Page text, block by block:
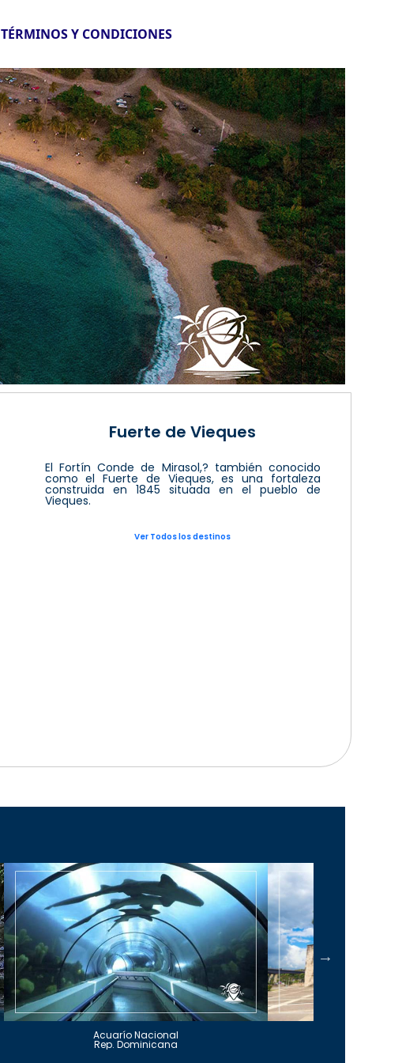
TÉRMINOS Y CONDICIONES
Fuerte de Vieques
El Fortín Conde de Mirasol,? también conocido
como el Fuerte de Vieques, es una fortaleza
construida en 1845 situada en el pueblo de
Vieques.
Ver Todos los destinos
Acuarío Nacional
Rep. Dominicana